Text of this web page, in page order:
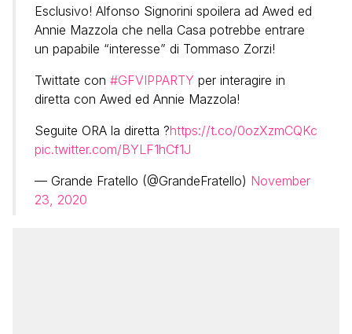
Esclusivo! Alfonso Signorini spoilera ad Awed ed
Annie Mazzola che nella Casa potrebbe entrare
un papabile “interesse” di Tommaso Zorzi!
Twittate con #GFVIPPARTY per interagire in
diretta con Awed ed Annie Mazzola!
Seguite ORA la diretta ?https://t.co/0ozXzmCQKc
pic.twitter.com/BYLF1hCf1J
— Grande Fratello (@GrandeFratello) November
23, 2020